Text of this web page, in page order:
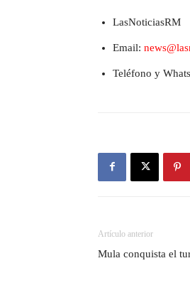
LasNoticiasRM
Email:
Teléfono y
Artículo anterior
Mula conquista el